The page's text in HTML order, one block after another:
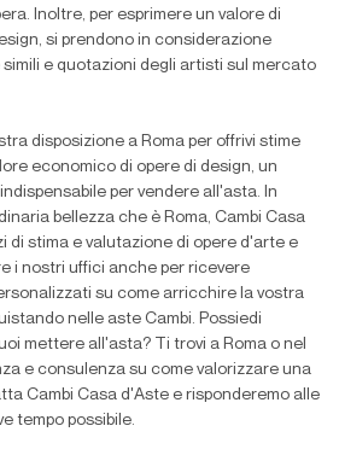
Inoltre, per esprimere un valore di
si prendono in considerazione
e quotazioni degli artisti sul mercato
disposizione a Roma per offrivi stime
economico di opere di design, un
per vendere all'asta. In
bellezza che è Roma, Cambi Casa
di stima e valutazione di opere d'arte e
i nostri uffici anche per ricevere
su come arricchire la vostra
nelle aste Cambi. Possiedi
mettere all'asta? Ti trovi a Roma o nel
e consulenza su come valorizzare una
Cambi Casa d'Aste e risponderemo alle
tempo possibile.